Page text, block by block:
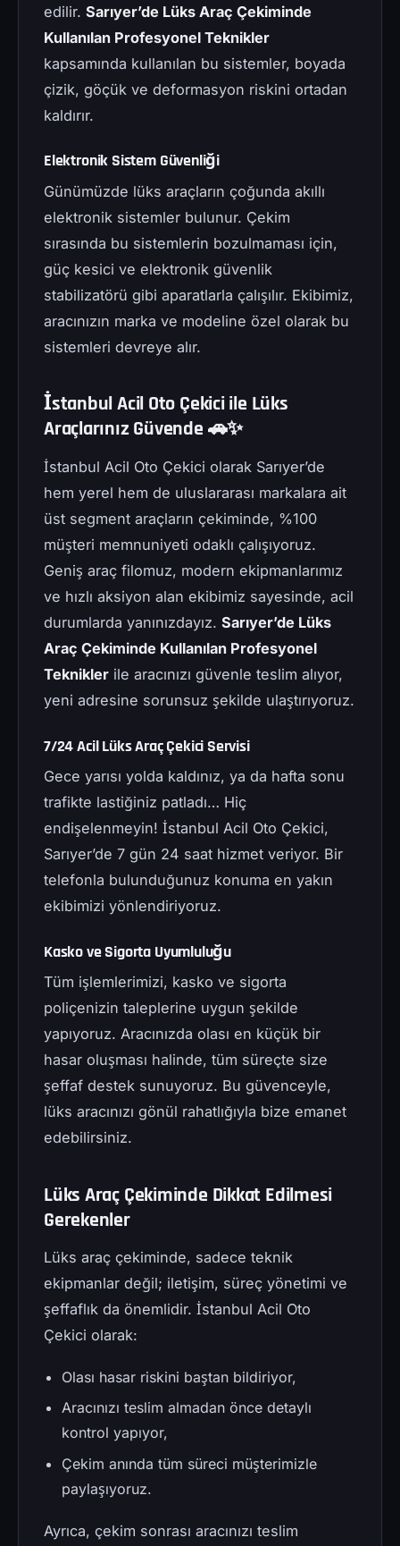
edilir. Sarıyer’de Lüks Araç Çekiminde
Kullanılan Profesyonel Teknikler
kapsamında kullanılan bu sistemler, boyada
çizik, göçük ve deformasyon riskini ortadan
kaldırır.
Elektronik Sistem Güvenliği
Günümüzde lüks araçların çoğunda akıllı
elektronik sistemler bulunur. Çekim
sırasında bu sistemlerin bozulmaması için,
güç kesici ve elektronik güvenlik
stabilizatörü gibi aparatlarla çalışılır. Ekibimiz,
aracınızın marka ve modeline özel olarak bu
sistemleri devreye alır.
İstanbul Acil Oto Çekici ile Lüks
Araçlarınız Güvende 🚗✨
İstanbul Acil Oto Çekici olarak Sarıyer’de
hem yerel hem de uluslararası markalara ait
üst segment araçların çekiminde, %100
müşteri memnuniyeti odaklı çalışıyoruz.
Geniş araç filomuz, modern ekipmanlarımız
ve hızlı aksiyon alan ekibimiz sayesinde, acil
durumlarda yanınızdayız. Sarıyer’de Lüks
Araç Çekiminde Kullanılan Profesyonel
Teknikler ile aracınızı güvenle teslim alıyor,
yeni adresine sorunsuz şekilde ulaştırıyoruz.
7/24 Acil Lüks Araç Çekici Servisi
Gece yarısı yolda kaldınız, ya da hafta sonu
trafikte lastiğiniz patladı… Hiç
endişelenmeyin! İstanbul Acil Oto Çekici,
Sarıyer’de 7 gün 24 saat hizmet veriyor. Bir
telefonla bulunduğunuz konuma en yakın
ekibimizi yönlendiriyoruz.
Kasko ve Sigorta Uyumluluğu
Tüm işlemlerimizi, kasko ve sigorta
poliçenizin taleplerine uygun şekilde
yapıyoruz. Aracınızda olası en küçük bir
hasar oluşması halinde, tüm süreçte size
şeffaf destek sunuyoruz. Bu güvenceyle,
lüks aracınızı gönül rahatlığıyla bize emanet
edebilirsiniz.
Lüks Araç Çekiminde Dikkat Edilmesi
Gerekenler
Lüks araç çekiminde, sadece teknik
ekipmanlar değil; iletişim, süreç yönetimi ve
şeffaflık da önemlidir. İstanbul Acil Oto
Çekici olarak:
Olası hasar riskini baştan bildiriyor,
Aracınızı teslim almadan önce detaylı
kontrol yapıyor,
Çekim anında tüm süreci müşterimizle
paylaşıyoruz.
Ayrıca, çekim sonrası aracınızı teslim